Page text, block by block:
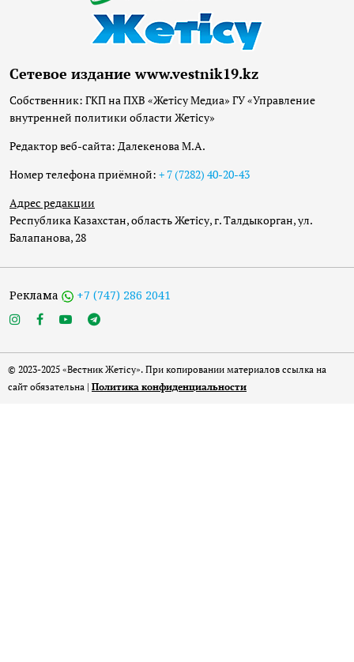
Сетевое издание www.vestnik19.kz
Собственник: ГКП на ПХВ «Жетісу Медиа» ГУ «Управление
внутренней политики области Жетісу»
Редактор веб-сайта: Далекенова М.А.
Номер телефона приёмной: + 7 (7282) 40-20-43
Адрес редакции
Республика Казахстан, область Жетісу, г. Талдыкорган, ул.
Балапанова, 28
Реклама +7 (747) 286 2041
© 2023-2025 «Вестник Жетісу». При копировании материалов ссылка на
сайт обязательна | Политика конфиденциальности